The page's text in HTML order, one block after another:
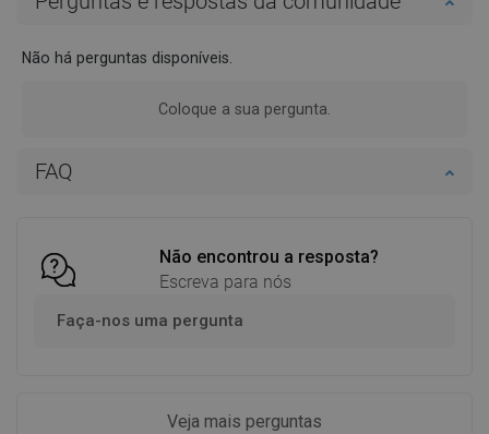
FAQ
Não encontrou a resposta?
Escreva para nós
Faça-nos uma pergunta
Veja mais perguntas
Não há perguntas disponíveis.
Coloque a sua pergunta.